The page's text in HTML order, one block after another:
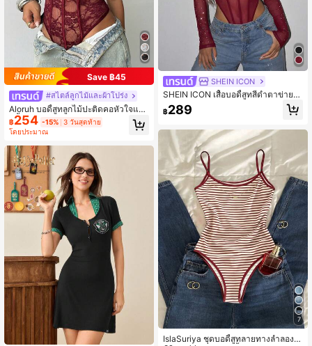
Save ฿45
#สไตล์ลูกไม้และผ้าโปร่ง
Aloruh บอดี้สูทลูกไม้ปะติดคอหัวใจแข
นสั้นสำหรับผู้หญิง
฿254 -15% 3 วันสุดท้าย
โดยประมาณ
SHEIN ICON
SHEIN ICON เสื้อบอดี้สูทสีดำตาข่ายค
อสูง
฿289
7
IslaSuriya ชุดบอดี้สูทลายทางลำลอง